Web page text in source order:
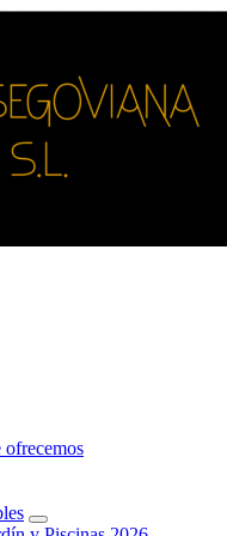
ofrecemos
les